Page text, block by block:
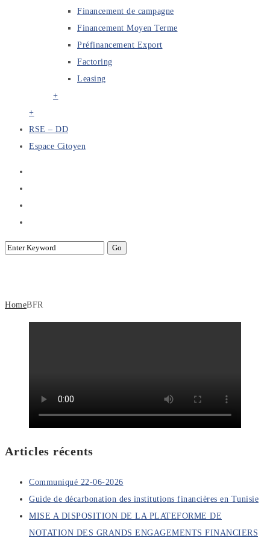
Financement de campagne
Financement Moyen Terme
Préfinancement Export
Factoring
Leasing
+
+
RSE – DD
Espace Citoyen
HomeBFR
Articles récents
Communiqué 22-06-2026
Guide de décarbonation des institutions financières en Tunisie
MISE A DISPOSITION DE LA PLATEFORME DE
NOTATION DES GRANDS ENGAGEMENTS FINANCIERS